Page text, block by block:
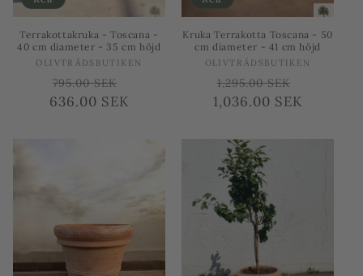
Terrakottakruka - Toscana -
40 cm diameter - 35 cm höjd
Säljare:
OLIVTRÄDSBUTIKEN
Ordinarie
pris
795.00 SEK
Försäljningspris
636.00 SEK
Kruka Terrakotta Toscana - 50
cm diameter - 41 cm höjd
Säljare:
OLIVTRÄDSBUTIKEN
Ordinarie
pris
1,295.00 SEK
1,036.00 SEK